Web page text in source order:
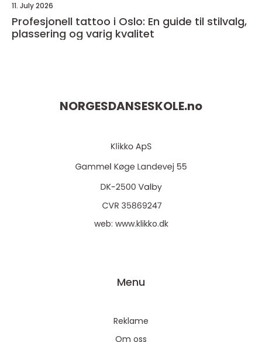
11. July 2026
Profesjonell tattoo i Oslo: En guide til stilvalg,
plassering og varig kvalitet
NORGESDANSESKOLE.no
web: www.klikko.dk
Menu
Reklame
Om oss